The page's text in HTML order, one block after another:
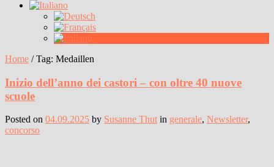
Home /Tag: Medaillen
Inizio dell’anno dei castori – con oltre 40 nuove
scuole
Posted on 04.09.2025 by Susanne Thut in generale, Newsletter,
concorso